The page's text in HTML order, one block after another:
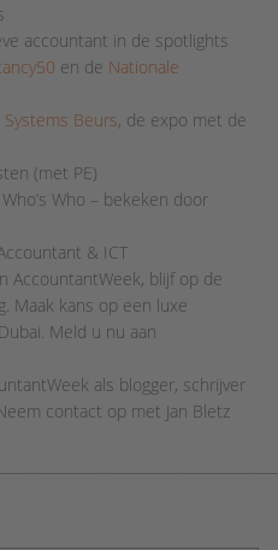
accountant in de spotlights
en de Nationale
Systems Beurs, de expo met de
(met PE)
Who – bekeken door
& ICT
AccountantWeek, blijf op de
Maak kans op een luxe
Meld u nu aan
als blogger, schrijver
contact op met Jan Bletz